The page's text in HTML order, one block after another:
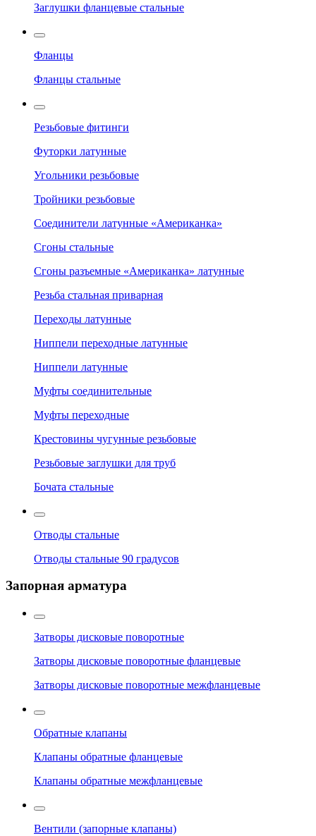
Заглушки фланцевые стальные
Фланцы
Фланцы стальные
Резьбовые фитинги
Футорки латунные
Угольники резьбовые
Тройники резьбовые
Соединители латунные «Американка»
Сгоны стальные
Сгоны разъемные «Американка» латунные
Резьба стальная приварная
Переходы латунные
Ниппели переходные латунные
Ниппели латунные
Муфты соединительные
Муфты переходные
Крестовины чугунные резьбовые
Резьбовые заглушки для труб
Бочата стальные
Отводы стальные
Отводы стальные 90 градусов
Запорная арматура
Затворы дисковые поворотные
Затворы дисковые поворотные фланцевые
Затворы дисковые поворотные межфланцевые
Обратные клапаны
Клапаны обратные фланцевые
Клапаны обратные межфланцевые
Вентили (запорные клапаны)